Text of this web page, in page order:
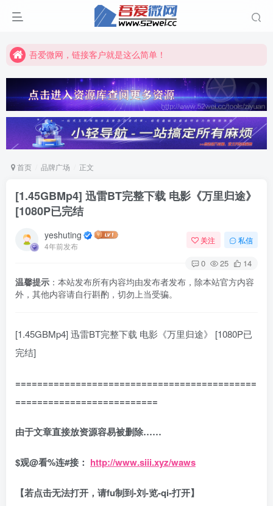
吾爱微网，链接客户就是这么简单！
吾爱微网，链接客户就是这么简单！
吾爱微网，让你的知识快速变现！
首页 品牌广场 正文
[1.45GBMp4] 迅雷BT完整下载 电影《万里归途》
[1080P已完结
yeshuting
4年前发布
关注 私信
0 25 14
温馨提示 ：本站发布所有内容均由发布者发布，除本站官方内容
外，其他内容请自行斟酌，切勿上当受骗。
[1.45GBMp4] 迅雷BT完整下载 电影《万里归途》 [1080P已
完结]
============================================
==========================
由于文章直接放资源容易被删除……
$观@看%连#接： http://www.siii.xyz/waws
【若点击无法打开，请fu制到-刘-览-qi-打开】